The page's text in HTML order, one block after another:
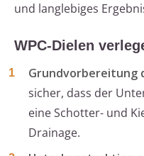
und langlebiges
WPC-Dielen
Grundvorbereitung
sicher, dass der
eine Schotter- und
Drainage.